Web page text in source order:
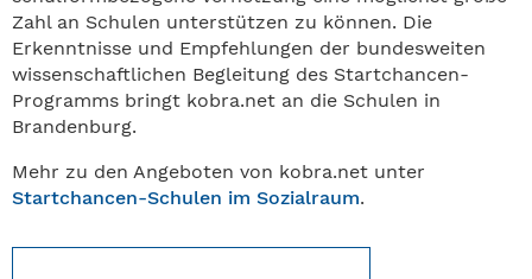
Zahl an Schulen unterstützen zu können. Die
Erkenntnisse und Empfehlungen der bundesweiten
wissenschaftlichen Begleitung des Startchancen-
Programms bringt kobra.net an die Schulen in
Brandenburg.
Mehr zu den Angeboten von kobra.net unter
Startchancen-Schulen im Sozialraum.